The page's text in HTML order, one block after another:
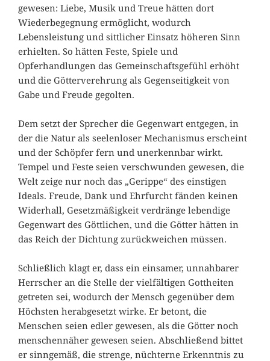
gewesen: Liebe, Musik und Treue hätten dort
Wiederbegegnung ermöglicht, wodurch
Lebensleistung und sittlicher Einsatz höheren Sinn
erhielten. So hätten Feste, Spiele und
Opferhandlungen das Gemeinschaftsgefühl erhöht
und die Götterverehrung als Gegenseitigkeit von
Gabe und Freude gegolten.
Dem setzt der Sprecher die Gegenwart entgegen, in
der die Natur als seelenloser Mechanismus erscheint
und der Schöpfer fern und unerkennbar wirkt.
Tempel und Feste seien verschwunden gewesen, die
Welt zeige nur noch das „Gerippe“ des einstigen
Ideals. Freude, Dank und Ehrfurcht fänden keinen
Widerhall, Gesetzmäßigkeit verdränge lebendige
Gegenwart des Göttlichen, und die Götter hätten in
das Reich der Dichtung zurückweichen müssen.
Schließlich klagt er, dass ein einsamer, unnahbarer
Herrscher an die Stelle der vielfältigen Gottheiten
getreten sei, wodurch der Mensch gegenüber dem
Höchsten herabgesetzt wirke. Er betont, die
Menschen seien edler gewesen, als die Götter noch
menschennäher gewesen seien. Abschließend bittet
er sinngemäß, die strenge, nüchterne Erkenntnis zu